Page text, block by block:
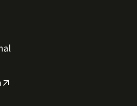
arrow_outward